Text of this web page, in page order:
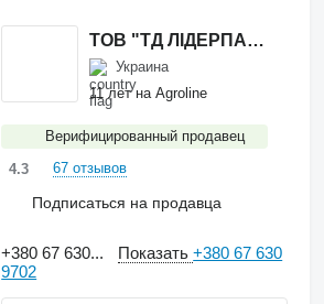
ТОВ "ТД ЛІДЕРПАРТС"
Украина
11 лет на Agroline
Верифицированный продавец
4.3
67 отзывов
Подписаться на продавца
+380 67 630... Показать+380 67 630
9702